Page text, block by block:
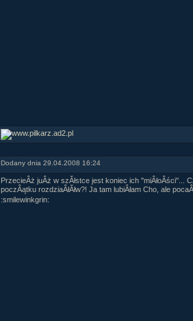
Dodany dnia 29.04.2008 16:24
PrzecieÂż juÂż w szĂłstce jest koniec ich
poczÂątku rozdziaÂłĂłw?! Ja tam lubiÂłam Cho, ale
:smilewinkgrin: